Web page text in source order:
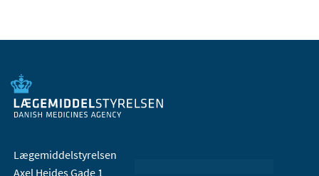
Lægemiddelstyrelsen
Axel Heides Gade 1